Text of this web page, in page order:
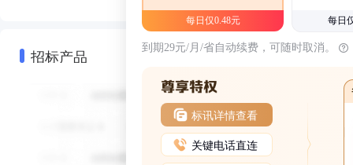
招标产品
每日仅0.48元 每日
到期29元/月/省自动续费，可随时取消。
标讯详情查看
关键电话直连